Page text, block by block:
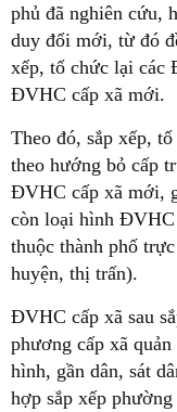
phủ đã nghiên cứu,
duy đổi mới, từ đó
xếp, tổ chức lại các
ĐVHC cấp xã mới.
Theo đó, sắp xếp,
theo hướng bỏ cấp
ĐVHC cấp xã mới,
còn loại hình ĐVHC
thuộc thành phố
huyện, thị trấn).
ĐVHC cấp xã sau
phương cấp xã
hình, gần dân, sát
hợp sắp xếp